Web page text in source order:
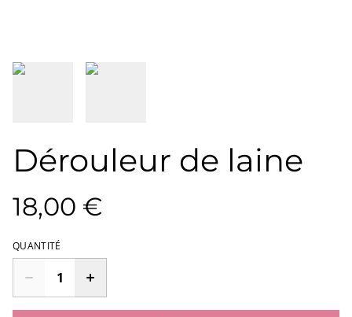
Dérouleur de laine
18,00 €
QUANTITÉ